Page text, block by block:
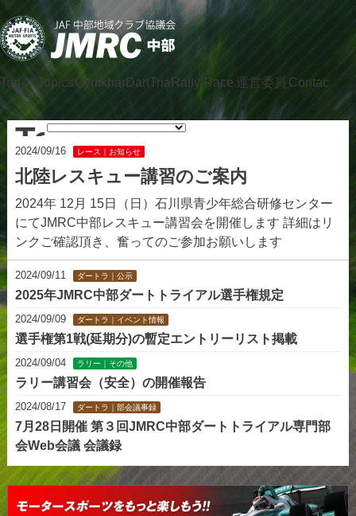
Top TopicsGymkhanaDartTrialRally Race 運営委員 Contact
Topics
2024/09/16 レース｜お知らせ
北陸レスキュー講習のご案内
2024年 12月 15日（日）石川県青少年総合研修センター
にてJMRC中部レスキュー講習会を開催します 詳細はリ
ンクご確認頂き、奮ってのご参加お願いします
2024/09/11 ダートラ｜公示
2025年JMRC中部ダートトライアル選手権規定
2024/09/09 ダートラ｜イベント情報
選手権第1戦(延期分)の暫定エントリーリスト掲載
2024/09/04 ラリー｜その他
ラリー講習会（安全）の開催報告
2024/08/17 ダートラ｜部会議事録
7月28日開催 第３回JMRC中部ダートトライアル専門部
会Web会議 会議録